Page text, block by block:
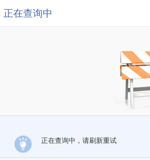
正在查询中
正在查询中，请刷新重试